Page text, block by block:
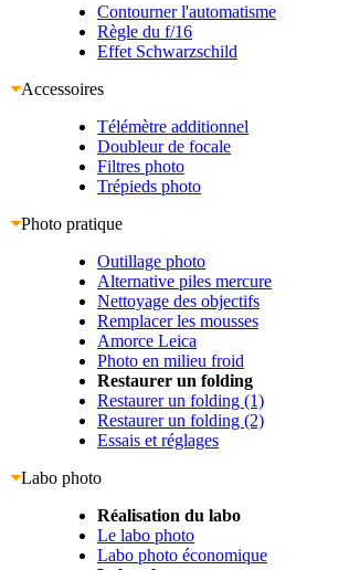
Contourner l'automatisme
Règle du f/16
Effet Schwarzschild
Accessoires
Télémètre additionnel
Doubleur de focale
Filtres photo
Trépieds photo
Photo pratique
Outillage photo
Alternative piles mercure
Nettoyage des objectifs
Remplacer les mousses
Amorce Leica
Photo en milieu froid
Restaurer un folding
Restaurer un folding (1)
Restaurer un folding (2)
Essais et réglages
Labo photo
Réalisation du labo
Le labo photo
Labo photo économique